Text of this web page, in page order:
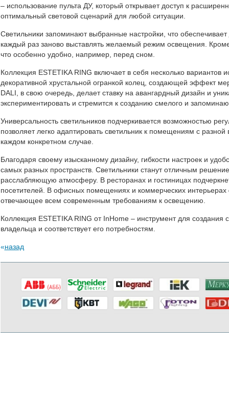
– использование пульта ДУ, который открывает доступ к
оптимальный световой сценарий для любой ситуации.
Светильники запоминают выбранные настройки, что
каждый раз заново выставлять желаемый режим освещения.
что особенно удобно, например, перед сном.
Коллекция ESTETIKA RING включает в себя несколько вариантов
декоративной хрустальной огранкой колец, создающей эффект
DALI, в свою очередь, делает ставку на авангардный дизайн и
экспериментировать и стремится к созданию смелого и
Универсальность светильников подчеркивается возможностью
позволяет легко адаптировать светильник к помещениям с
каждом конкретном случае.
Благодаря своему изысканному дизайну, гибкости настроек и
самых разных пространств. Светильники станут отличным
расслабляющую атмосферу. В ресторанах и гостиницах
посетителей. В офисных помещениях и коммерческих интерьерах
отвечающее всем современным требованиям к освещению.
Коллекция ESTETIKA RING от InHome – инструмент для создания
владельца и соответствует его потребностям.
назад